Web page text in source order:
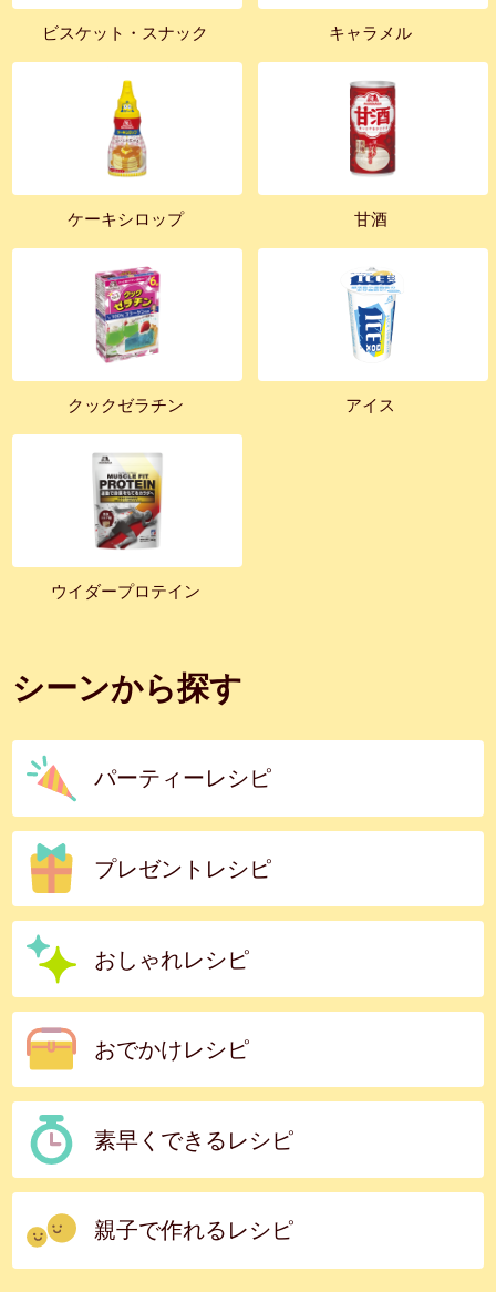
ビスケット・スナック キャラメル
ケーキシロップ 甘酒
クックゼラチン アイス
ウイダープロテイン
シーンから探す
パーティーレシピ
プレゼントレシピ
おしゃれレシピ
おでかけレシピ
素早くできるレシピ
親子で作れるレシピ